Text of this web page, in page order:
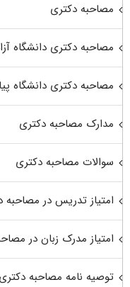
مصاحبه دکتری
مصاحبه دکتری دانشگاه
مصاحبه دکتری دانشگاه
مدارک مصاحبه دکتری
سوالات مصاحبه دکتری
امتیاز تدریس در مصاحبه
امتیاز مدرک زبان در
توصیه نامه مصاحبه دکتری